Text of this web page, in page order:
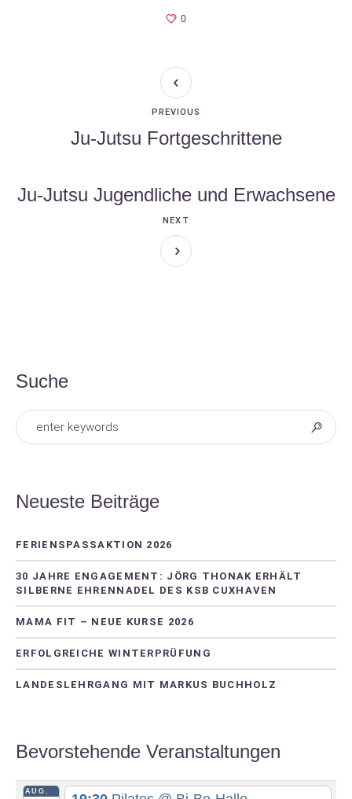
0
Ju-Jutsu Fortgeschrittene
PREVIOUS
Ju-Jutsu Jugendliche und Erwachsene
NEXT
Suche
Neueste Beiträge
FERIENSPASSAKTION 2026
30 JAHRE ENGAGEMENT: JÖRG THONAK ERHÄLT
SILBERNE EHRENNADEL DES KSB CUXHAVEN
MAMA FIT – NEUE KURSE 2026
ERFOLGREICHE WINTERPRÜFUNG
LANDESLEHRGANG MIT MARKUS BUCHHOLZ
Bevorstehende Veranstaltungen
AUG.